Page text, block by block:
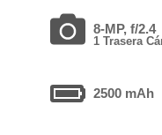
8-MP, f/2.4
1 Trasera
2500 mAh